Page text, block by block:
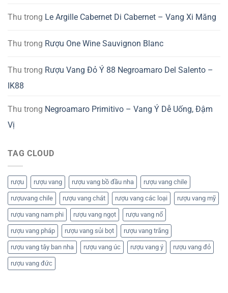
Thu trong Le Argille Cabernet Di Cabernet – Vang Xi Măng
Thu trong Rượu One Wine Sauvignon Blanc
Thu trong Rượu Vang Đỏ Ý 88 Negroamaro Del Salento –
IK88
Thu trong Negroamaro Primitivo – Vang Ý Dễ Uống, Đậm
Vị
TAG CLOUD
rượu rượu vang rượu vang bồ đầu nha rượu vang chile
rượuvang chile rượu vang chát rượu vang các loại rượu vang mỹ
rượu vang nam phi rượu vang ngọt rượu vang nổ
rượu vang pháp rượu vang sủi bọt rượu vang trắng
rượu vang tây ban nha rượu vang úc rượu vang ý rượu vang đỏ
rượu vang đức